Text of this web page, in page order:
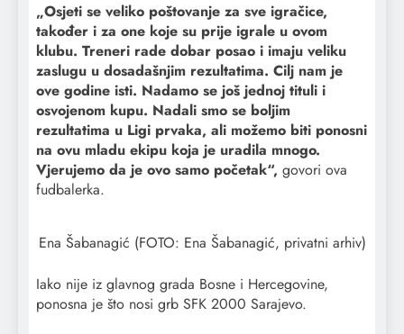
„Osjeti se veliko poštovanje za sve igračice,
također i za one koje su prije igrale u ovom
klubu. Treneri rade dobar posao i imaju veliku
zaslugu u dosadašnjim rezultatima. Cilj nam je
ove godine isti. Nadamo se još jednoj tituli i
osvojenom kupu. Nadali smo se boljim
rezultatima u Ligi prvaka, ali možemo biti ponosni
na ovu mladu ekipu koja je uradila mnogo.
Vjerujemo da je ovo samo početak“, govori ova
fudbalerka.
Ena Šabanagić (FOTO: Ena Šabanagić, privatni arhiv)
Iako nije iz glavnog grada Bosne i Hercegovine,
ponosna je što nosi grb SFK 2000 Sarajevo.